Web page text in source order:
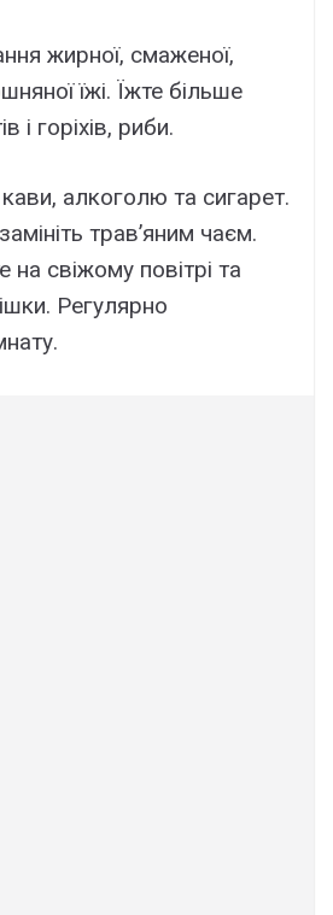
жирної, смаженої,
їжі. Їжте більше
і горіхів, риби.
алкоголю та сигарет.
трав’яним чаєм.
на свіжому повітрі та
Регулярно